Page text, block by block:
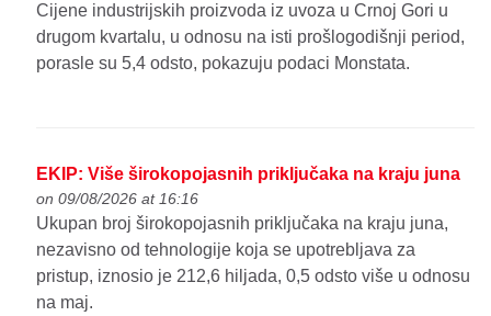
Cijene industrijskih proizvoda iz uvoza u Crnoj Gori u
drugom kvartalu, u odnosu na isti prošlogodišnji period,
porasle su 5,4 odsto, pokazuju podaci Monstata.
EKIP: Više širokopojasnih priključaka na kraju juna
on 09/08/2026 at 16:16
Ukupan broj širokopojasnih priključaka na kraju juna,
nezavisno od tehnologije koja se upotrebljava za
pristup, iznosio je 212,6 hiljada, 0,5 odsto više u odnosu
na maj.